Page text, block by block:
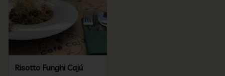
Risotto Funghi Cajú